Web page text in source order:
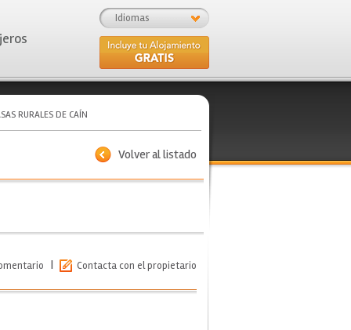
Idiomas
RURALES DE CAÍN
Volver al listado
| Contacta con el propietario